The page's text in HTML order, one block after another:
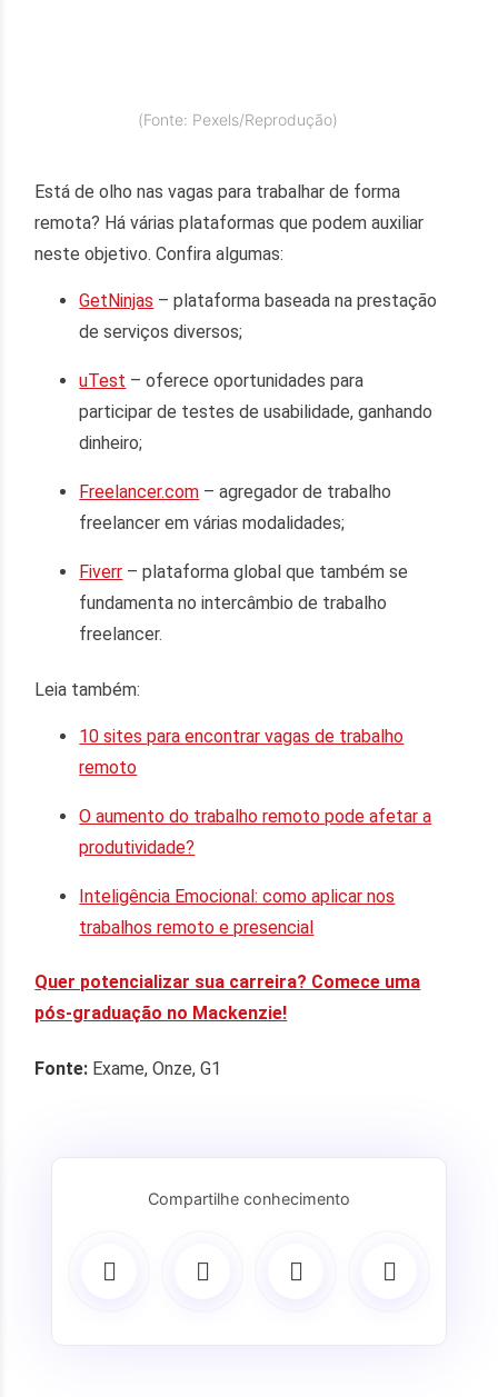
(Fonte: Pexels/Reprodução)
Está de olho nas vagas para trabalhar de forma
remota? Há várias plataformas que podem auxiliar
neste objetivo. Confira algumas:
GetNinjas – plataforma baseada na prestação
de serviços diversos;
uTest – oferece oportunidades para
participar de testes de usabilidade, ganhando
dinheiro;
Freelancer.com – agregador de trabalho
freelancer em várias modalidades;
Fiverr – plataforma global que também se
fundamenta no intercâmbio de trabalho
freelancer.
Leia também:
10 sites para encontrar vagas de trabalho
remoto
O aumento do trabalho remoto pode afetar a
produtividade?
Inteligência Emocional: como aplicar nos
trabalhos remoto e presencial
Quer potencializar sua carreira? Comece uma
pós-graduação no Mackenzie!
Fonte: Exame, Onze, G1
Compartilhe conhecimento